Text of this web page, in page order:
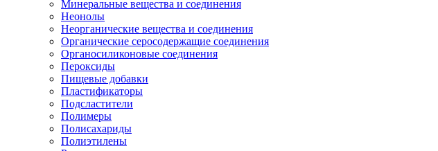
Минеральные вещества и соединения
Неонолы
Неорганические вещества и соединения
Органические серосодержащие соединения
Органосиликоновые соединения
Пероксиды
Пищевые добавки
Пластификаторы
Подсластители
Полимеры
Полисахариды
Полиэтилены